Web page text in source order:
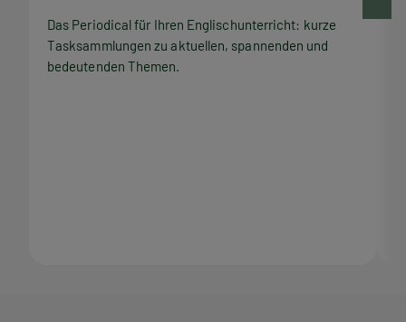
Das Periodical für Ihren Englischunterricht: kurze
Tasksammlungen zu aktuellen, spannenden und
bedeutenden Themen.